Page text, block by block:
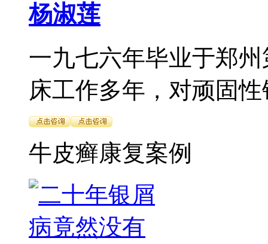
杨淑莲
一九七六年毕业于郑
床工作多年，对顽固
牛皮癣康复案例